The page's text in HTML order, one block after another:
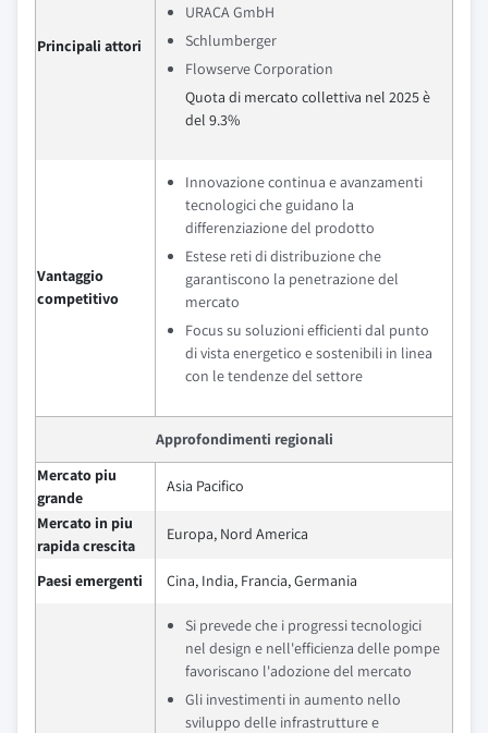
Principali attori
URACA GmbH
Schlumberger
Flowserve Corporation
Quota di mercato collettiva nel 2025 è
del 9.3%
Vantaggio
competitivo
Innovazione continua e avanzamenti
tecnologici che guidano la
differenziazione del prodotto
Estese reti di distribuzione che
garantiscono la penetrazione del
mercato
Focus su soluzioni efficienti dal punto
di vista energetico e sostenibili in linea
con le tendenze del settore
Approfondimenti regionali
Mercato piu
grande
Asia Pacifico
Mercato in piu
rapida crescita
Europa, Nord America
Paesi emergenti Cina, India, Francia, Germania
Si prevede che i progressi tecnologici
nel design e nell'efficienza delle pompe
favoriscano l'adozione del mercato
Gli investimenti in aumento nello
sviluppo delle infrastrutture e